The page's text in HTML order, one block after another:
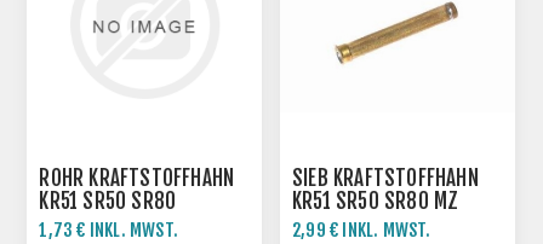
ROHR KRAFTSTOFFHAHN
KR51 SR50 SR80
1,73 € INKL. MWST.
SIEB KRAFTSTOFFHAHN
KR51 SR50 SR80 MZ
2,99 € INKL. MWST.